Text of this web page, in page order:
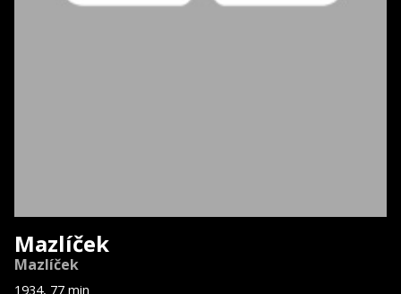
Mazlíček
Mazlíček
1934, 77 min